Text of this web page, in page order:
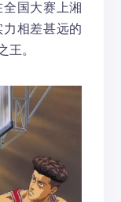
国大赛上湘
相差甚远的
王。